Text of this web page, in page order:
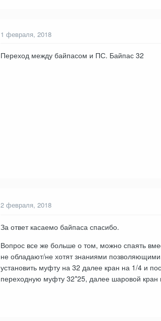
1 февраля, 2018
Переход между байпасом и ПС. Байпас 32
2 февраля, 2018
За ответ касаемо байпаса спасибо.
Вопрос все же больше о том, можно спаять
не обладают/не хотят знаниями
установить муфту на 32 далее кран на 1/4 и
переходную муфту 32*25, далее шаровой